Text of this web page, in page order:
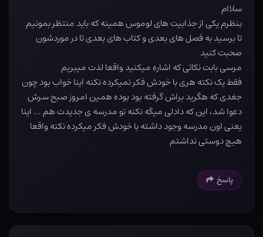
سلاام
بنظرم یکی از جذابیت های لوموس همینه که باید منتظر بمونیم
تا برسید به فصل های بعدی و کتاب های بعدی تا در موردشون
صحبت کنید
مرسی بابت نکاتی که اشاره میکنید واقعا لذت میبریم
فقط یک نکته هری با خودش فکر نمیکرده نکنه اینا خواب بود چون
جغدی که هگرید براش گرفته بود بوده همین امروز صبح سرش
دعوا شد، این که دادلی میگه نکنه تو مدرسه ی جدیدت هم … اینا
یعنی اون مدرسه وجود داشته با خودش فکر میکرده نکنه واقعا
هیچ دوستی نداشتم
پاسخ